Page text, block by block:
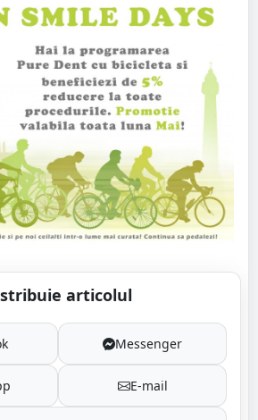
articolul
Messenger
E-mail